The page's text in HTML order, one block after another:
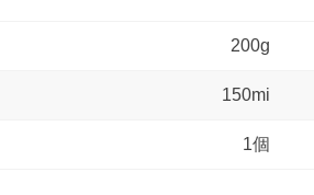
200g
150mi
1個